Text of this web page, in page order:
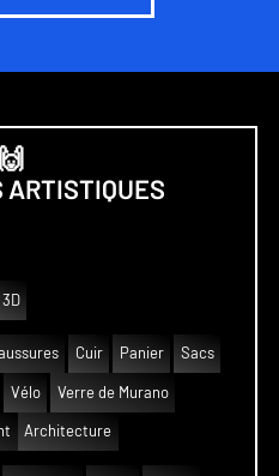
🙌
ARTISTIQUES
3D
Cuir Panier Sacs
Vélo Verre de Murano
Architecture